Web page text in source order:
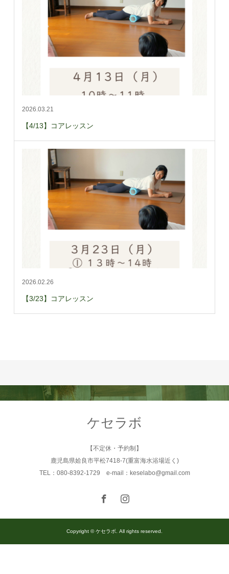
2026.03.21
【4/13】コアレッスン
2026.02.26
【3/23】コアレッスン
ケセラボ
【不定休・予約制】
鹿児島県姶良市平松7418-7(重富海水浴場近く)
TEL：080-8392-1729 e-mail：keselabo@gmail.com
Copyright © ケセラボ. All rights reserved.